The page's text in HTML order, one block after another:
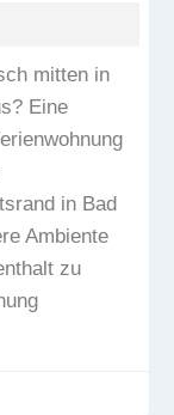
mitten in
Eine
in Bad
Ambiente
zu